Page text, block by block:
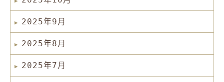
2025年9月
2025年8月
2025年7月